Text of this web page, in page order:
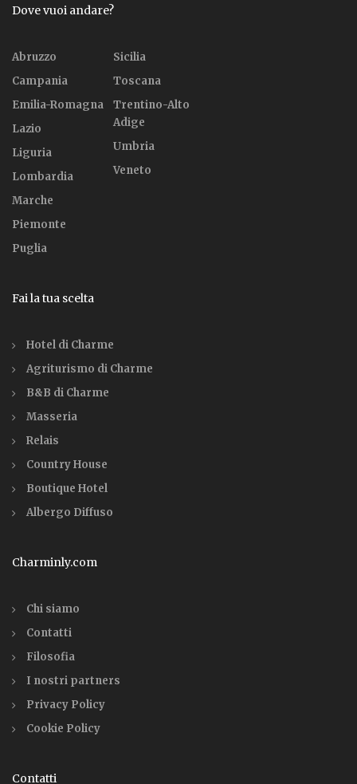
Dove vuoi andare?
Abruzzo
Campania
Emilia-Romagna
Lazio
Liguria
Lombardia
Marche
Piemonte
Puglia
Sicilia
Toscana
Trentino-Alto
Adige
Umbria
Veneto
Fai la tua scelta
Hotel di Charme
Agriturismo di Charme
B&B di Charme
Masseria
Relais
Country House
Boutique Hotel
Albergo Diffuso
Charminly.com
Chi siamo
Contatti
Filosofia
I nostri partners
Privacy Policy
Cookie Policy
Contatti